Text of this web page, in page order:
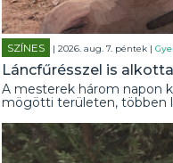
SZÍNES | 2026. aug. 7. péntek |
Láncfűrésszel is
A mesterek három napon
mögötti területen, többen